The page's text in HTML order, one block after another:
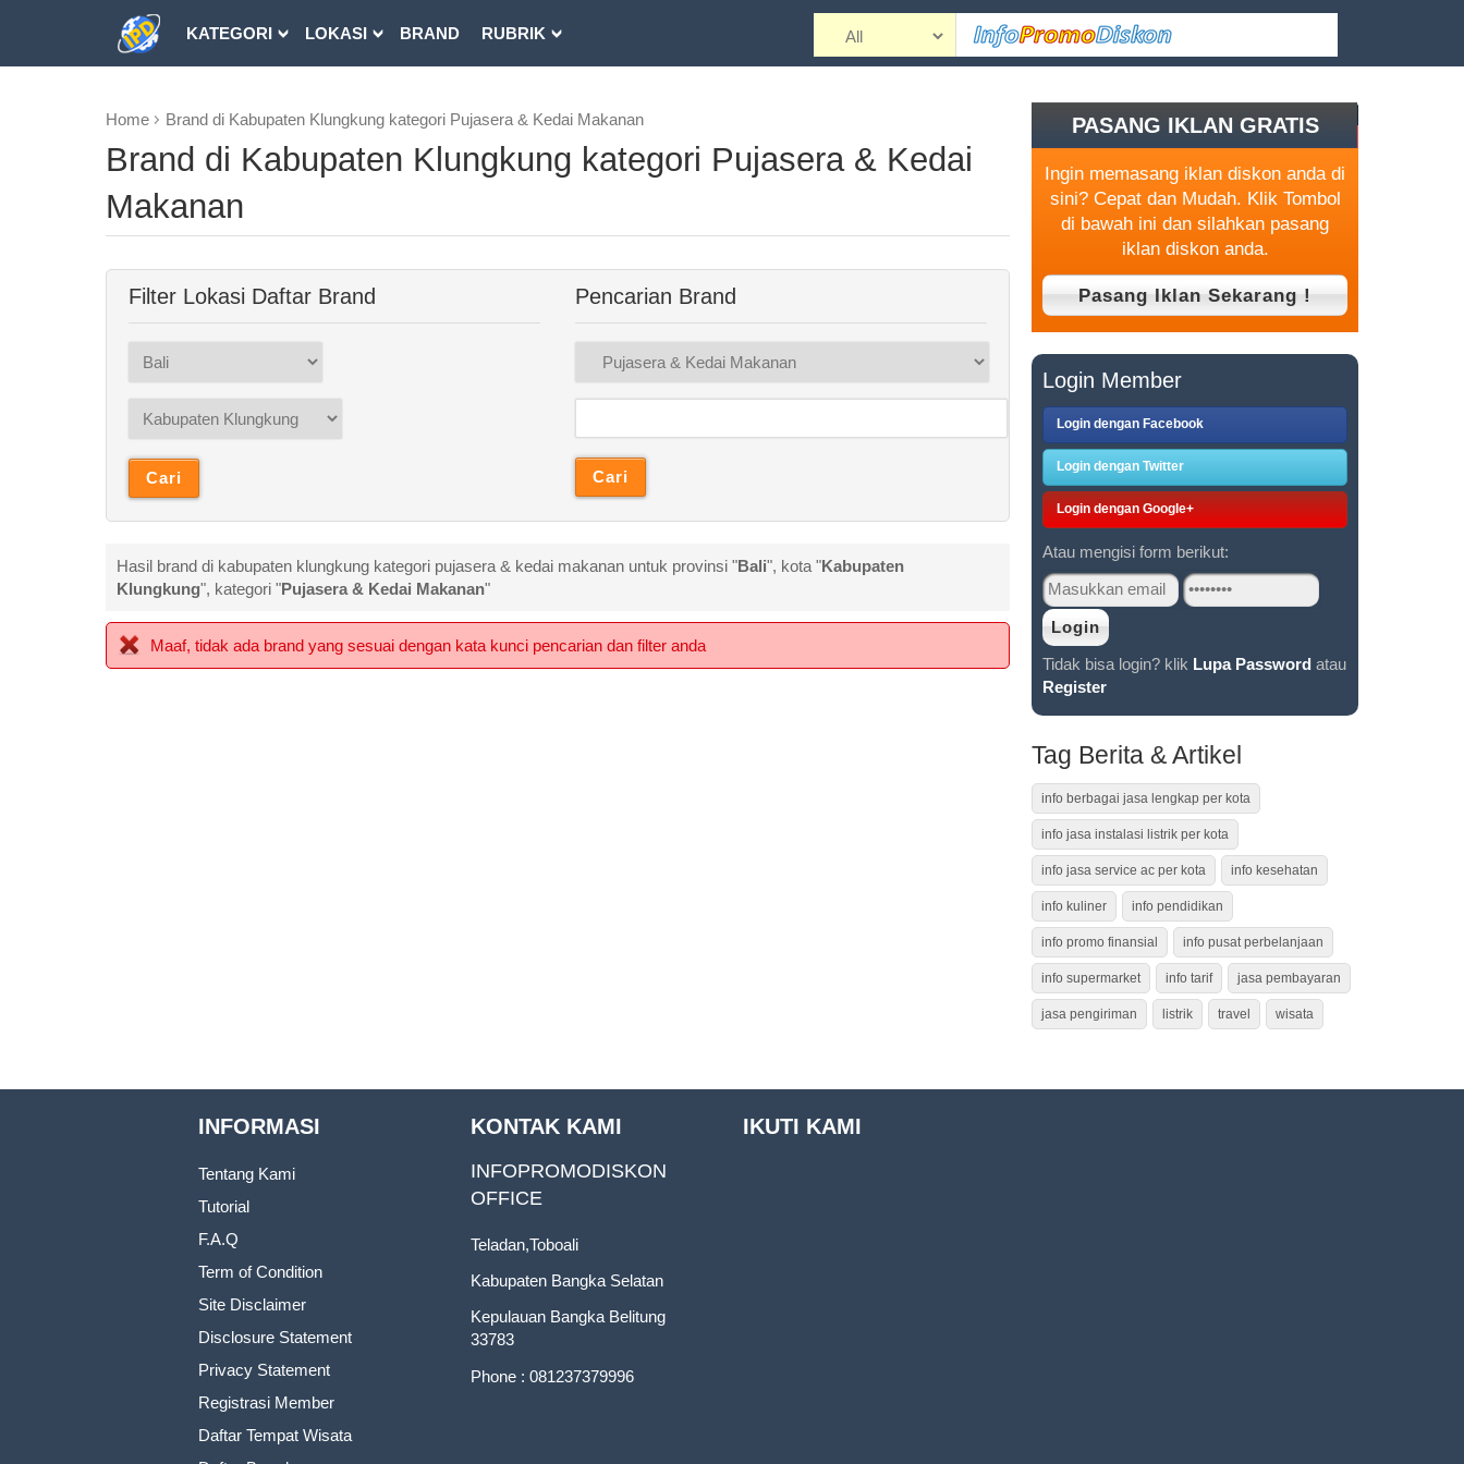
KATEGORI LOKASI BRAND RUBRIK
Home
Brand di Kabupaten Klungkung kategori Pujasera & Kedai Makanan
Brand di Kabupaten Klungkung kategori Pujasera & Kedai
Makanan
Filter Lokasi Daftar Brand Pencarian Brand
Hasil brand di kabupaten klungkung kategori pujasera & kedai makanan untuk provinsi "Bali", kota "Kabupaten
Klungkung", kategori "Pujasera & Kedai Makanan"
Maaf, tidak ada brand yang sesuai dengan kata kunci pencarian dan filter anda
PASANG IKLAN GRATIS
Ingin memasang iklan diskon anda di
sini? Cepat dan Mudah. Klik Tombol
di bawah ini dan silahkan pasang
iklan diskon anda.
Login Member
Login dengan Facebook
Login dengan Twitter
Login dengan Google+
Atau mengisi form berikut:
Tidak bisa login? klik Lupa Password atau
Register
Tag Berita & Artikel
info berbagai jasa lengkap per kota
info jasa instalasi listrik per kota
info jasa service ac per kota info kesehatan
info kuliner info pendidikan
info promo finansial info pusat perbelanjaan
info supermarket info tarif jasa pembayaran
jasa pengiriman listrik travel wisata
INFORMASI
Tentang Kami
Tutorial
F.A.Q
Term of Condition
Site Disclaimer
Disclosure Statement
Privacy Statement
Registrasi Member
Daftar Tempat Wisata
KONTAK KAMI
INFOPROMODISKON
OFFICE
Teladan,Toboali
Kabupaten Bangka Selatan
Kepulauan Bangka Belitung
33783
Phone : 081237379996
IKUTI KAMI